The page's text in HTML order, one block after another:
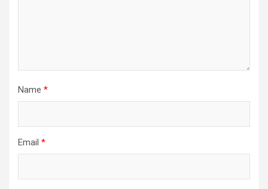
Name *
Email *